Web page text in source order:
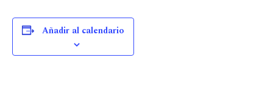
Añadir al calendario